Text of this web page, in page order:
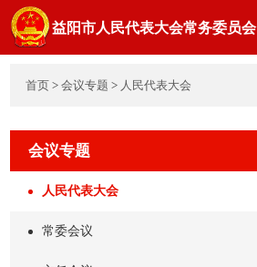
益阳市人民代表大会常务委员会
领导之窗
首页 >会议专题 > 人民代表大会
会议专题
人民代表大会
常委会议